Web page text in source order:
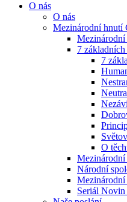
O nás
O nás
Mezinárodní hnutí
7
7
O
Národní
Mezinárodní
Seriál